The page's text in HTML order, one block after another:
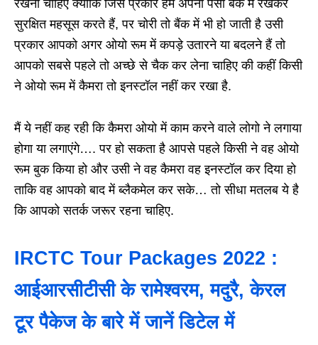
रखना चाहिए क्योंकि जिस प्रकार हम अपना पैसा बैंक में रखकर
सुरक्षित महसूस करते हैं, पर चोरी तो बैंक में भी हो जाती है उसी
प्रकार आपको अगर ओयो रूम में कपड़े उतारने या बदलने हैं तो
आपको सबसे पहले तो अच्छे से चैक कर लेना चाहिए की कहीं किसी
ने ओयो रूम में कैमरा तो इनस्टॉल नहीं कर रखा है.
मैं ये नहीं कह रही कि कैमरा ओयो में काम करने वाले लोगो ने लगाया
होगा या लगाएंगे…. पर हो सकता है आपसे पहले किसी ने वह ओयो
रूम बुक किया हो और उसी ने वह कैमरा वह इनस्टॉल कर दिया हो
ताकि वह आपको बाद में ब्लैकमेल कर सके… तो सीधा मतलब ये है
कि आपको सतर्क जरूर रहना चाहिए.
IRCTC Tour Packages 2022 :
आईआरसीटीसी के रामेश्वरम, मदुरै, केरल
टूर पैकेज के बारे में जानें डिटेल में